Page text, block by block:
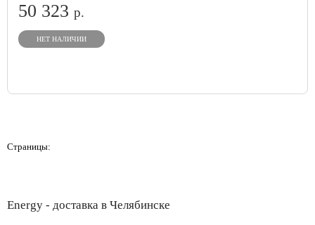
50 323 р.
НЕТ НАЛИЧИИ
Страницы:
Energy - доставка в Челябинске